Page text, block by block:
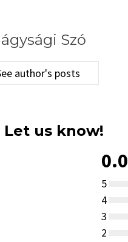
Szó
author's posts
us know!
0.0
5
4
3
2